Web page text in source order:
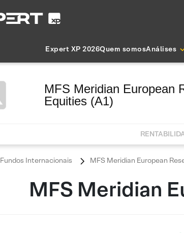
Expert XP 2026Quem somosAnálises
MFS Meridian European
Equities (A1)
Fundos Internacionais MFS Meridian European
MFS Meridian